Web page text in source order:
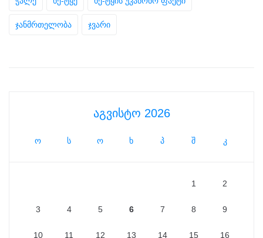
ჯანმრთელობა ჯვარი
აგვისტო 2026
ო ს ო ხ პ შ კ
1 2
3 4 5 6 7 8 9
10 11 12 13 14 15 16